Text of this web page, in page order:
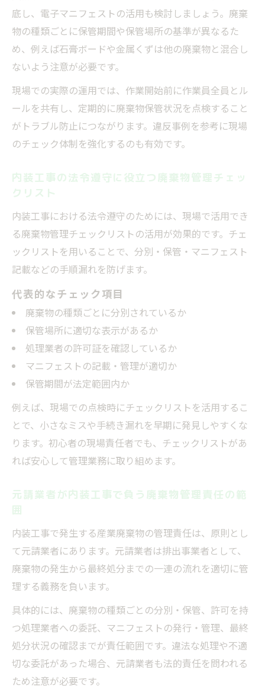
底し、電子マニフェストの活用も検討しましょう。廃棄
物の種類ごとに保管期間や保管場所の基準が異なるた
め、例えば石膏ボードや金属くずは他の廃棄物と混合し
ないよう注意が必要です。
現場での実際の運用では、作業開始前に作業員全員とル
ールを共有し、定期的に廃棄物保管状況を点検すること
がトラブル防止につながります。違反事例を参考に現場
のチェック体制を強化するのも有効です。
内装工事の法令遵守に役立つ廃棄物管理チェッ
クリスト
内装工事における法令遵守のためには、現場で活用でき
る廃棄物管理チェックリストの活用が効果的です。チェ
ックリストを用いることで、分別・保管・マニフェスト
記載などの手順漏れを防げます。
代表的なチェック項目
廃棄物の種類ごとに分別されているか
保管場所に適切な表示があるか
処理業者の許可証を確認しているか
マニフェストの記載・管理が適切か
保管期間が法定範囲内か
例えば、現場での点検時にチェックリストを活用するこ
とで、小さなミスや手続き漏れを早期に発見しやすくな
ります。初心者の現場責任者でも、チェックリストがあ
れば安心して管理業務に取り組めます。
元請業者が内装工事で負う廃棄物管理責任の範
囲
内装工事で発生する産業廃棄物の管理責任は、原則とし
て元請業者にあります。元請業者は排出事業者として、
廃棄物の発生から最終処分までの一連の流れを適切に管
理する義務を負います。
具体的には、廃棄物の種類ごとの分別・保管、許可を持
つ処理業者への委託、マニフェストの発行・管理、最終
処分状況の確認までが責任範囲です。違法な処理や不適
切な委託があった場合、元請業者も法的責任を問われる
ため注意が必要です。